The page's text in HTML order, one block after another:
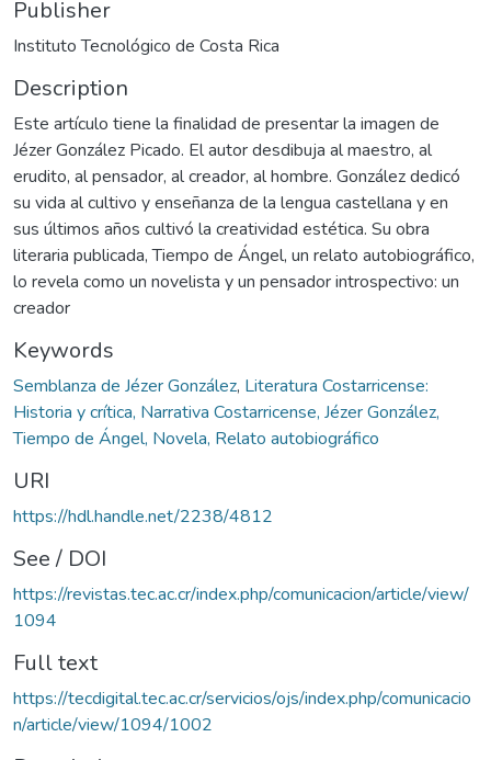
Publisher
Instituto Tecnológico de Costa Rica
Description
Este artículo tiene la finalidad de presentar la imagen de
Jézer González Picado. El autor desdibuja al maestro, al
erudito, al pensador, al creador, al hombre. González dedicó
su vida al cultivo y enseñanza de la lengua castellana y en
sus últimos años cultivó la creatividad estética. Su obra
literaria publicada, Tiempo de Ángel, un relato autobiográfico,
lo revela como un novelista y un pensador introspectivo: un
creador
Keywords
Semblanza de Jézer González, Literatura Costarricense:
Historia y crítica, Narrativa Costarricense, Jézer González,
Tiempo de Ángel, Novela, Relato autobiográfico
URI
https://hdl.handle.net/2238/4812
See / DOI
https://revistas.tec.ac.cr/index.php/comunicacion/article/view/
1094
Full text
https://tecdigital.tec.ac.cr/servicios/ojs/index.php/comunicacio
n/article/view/1094/1002